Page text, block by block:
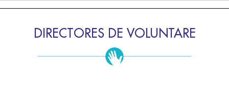
DIRECTORES DE VOLUNTARE